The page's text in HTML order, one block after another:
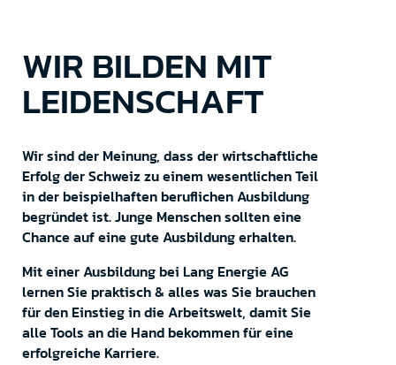
WIR BILDEN MIT
LEIDENSCHAFT
Wir sind der Meinung, dass der wirtschaftliche
Erfolg der Schweiz zu einem wesentlichen Teil
in der beispielhaften beruflichen Ausbildung
begründet ist. Junge Menschen sollten eine
Chance auf eine gute Ausbildung erhalten.
Mit einer Ausbildung bei Lang Energie AG
lernen Sie praktisch & alles was Sie brauchen
für den Einstieg in die Arbeitswelt, damit Sie
alle Tools an die Hand bekommen für eine
erfolgreiche Karriere.